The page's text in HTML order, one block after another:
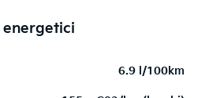
energetici
6.9 l/100km